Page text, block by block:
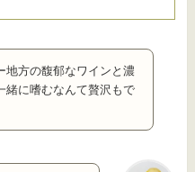
地方の馥郁なワインと濃
緒に嗜むなんて贅沢もで